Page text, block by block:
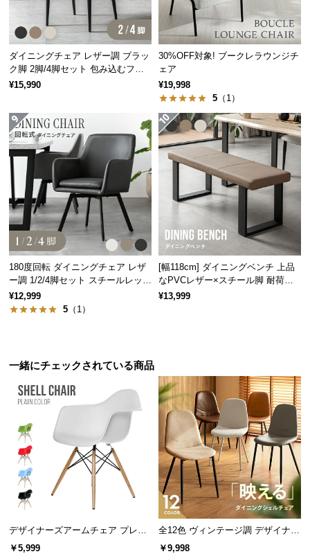
つ
い
て
返
キ
ャ
ン
セ
ル
に
つ
い
て
保
証
に
て
会
規
約
に
つ
い
て
ダイニングチェア レザー調 ブラッ
ク脚 2脚/4脚セット 包み込むフォ
ルム
¥15,990
30%OFF対象! ブークレラウンジチ
ェア
¥19,998
5 （1）
180度回転 ダイニングチェア レザ
ー調 1/2/4脚セット スチールレッグ
ブラック脚
¥12,999
5 （1）
[幅118cm] ダイニングベンチ 上品
なPVCレザー×スチール脚 耐荷重2
00kg
¥13,999
一緒にチェックされている商品
デザイナーズアームチェア プレー
ンカラー
￥5,999
全12色 ヴィンテージ調 デザイナー
ズシェルチェア
￥9,998